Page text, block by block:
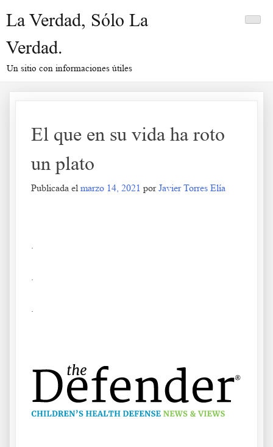
La Verdad, Sólo La
Verdad.
Un sitio con informaciones útiles
El que en su vida ha roto
un plato
Publicada el marzo 14, 2021 porJavier Torres Elía